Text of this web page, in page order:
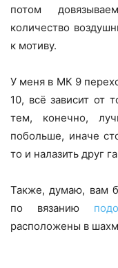
потом
количество
к мотиву.
У меня в МК 9
10, всё зависит
тем, конечно,
побольше, иначе
то и налазить друг
Также, думаю, вам
по вязанию
расположены в